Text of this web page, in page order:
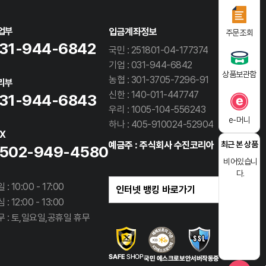
부
944-6842
부
944-6843
949-4580
: 10:00 - 17:00
: 12:00 - 13:00
: 토,일요일,공휴일 휴무
입금계좌정보
국민 : 251801-04-177374
기업 : 031-944-6842
농협 : 301-3705-7296-91
신한 : 140-011-447747
우리 : 1005-104-556243
하나 : 405-910024-52904
예금주 : 주식회사 수진코리아
주문조회
상품보관함
e-머니
최근 본 상품
비어있습니
다.